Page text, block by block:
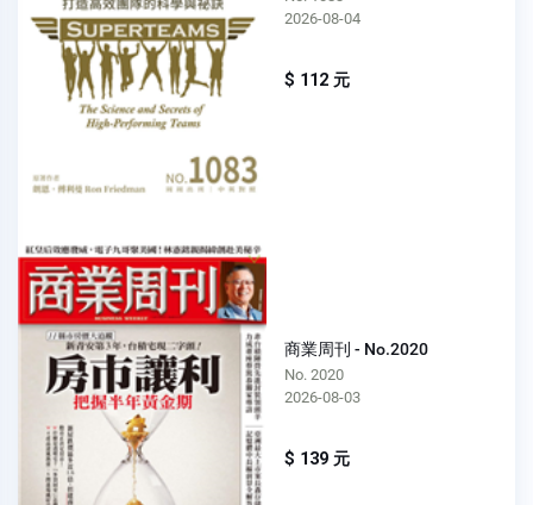
2026-08-04
$ 112 元
商業周刊 - No.2020
No. 2020
2026-08-03
$ 139 元